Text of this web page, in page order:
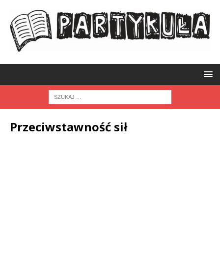
Przeciwstawność sił